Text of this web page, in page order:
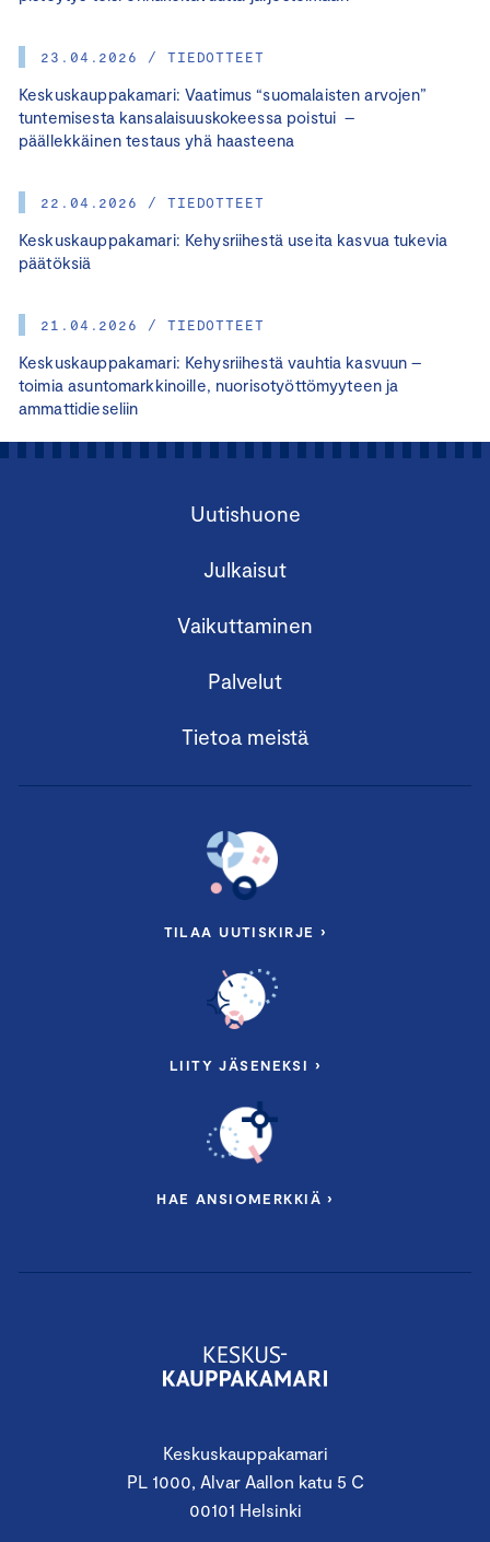
23.04.2026 / TIEDOTTEET
Keskuskauppakamari: Vaatimus “suomalaisten arvojen”
tuntemisesta kansalaisuuskokeessa poistui –
päällekkäinen testaus yhä haasteena
22.04.2026 / TIEDOTTEET
Keskuskauppakamari: Kehysriihestä useita kasvua tukevia
päätöksiä
21.04.2026 / TIEDOTTEET
Keskuskauppakamari: Kehysriihestä vauhtia kasvuun –
toimia asuntomarkkinoille, nuorisotyöttömyyteen ja
ammattidieseliin
Keskuskauppakamari
PL 1000, Alvar Aallon katu 5 C
00101 Helsinki
Uutishuone
Julkaisut
Vaikuttaminen
Palvelut
Tietoa meistä
TILAA UUTISKIRJE ›
LIITY JÄSENEKSI ›
HAE ANSIOMERKKIÄ ›